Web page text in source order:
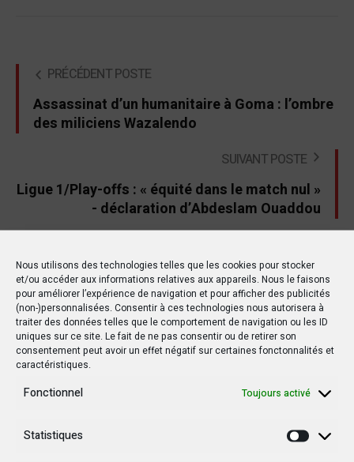
Nous utilisons des technologies telles que les cookies pour stocker
et/ou accéder aux informations relatives aux appareils. Nous le faisons
pour améliorer l’expérience de navigation et pour afficher des publicités
(non-)personnalisées. Consentir à ces technologies nous autorisera à
traiter des données telles que le comportement de navigation ou les ID
uniques sur ce site. Le fait de ne pas consentir ou de retirer son
consentement peut avoir un effet négatif sur certaines fonctonnalités et
caractéristiques.
Fonctionnel Toujours activé
Statistiques
PRÉCÉDENT POSTE
Assassinat d’un humanitaire à Goma : l’ombre
des miliciens Wazalendo
SUIVANT POSTE
Ligue 1/Play-offs : « équité dans le match nul »
- déclaration d’Abdeslam Ouaddou
Autres postes
POLITIQUE POLITIQUE